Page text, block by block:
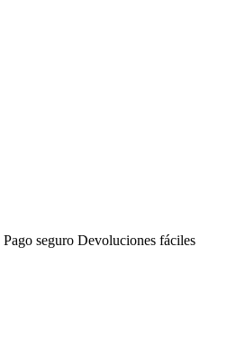
Pago seguro Devoluciones fáciles